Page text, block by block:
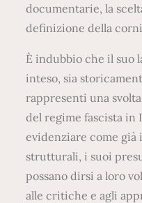
documentarie, la
definizione della
È indubbio che il suo
inteso, sia
rappresenti una
del regime fascista in
evidenziare come già
strutturali, i suoi
possano dirsi a loro
alle critiche e agli